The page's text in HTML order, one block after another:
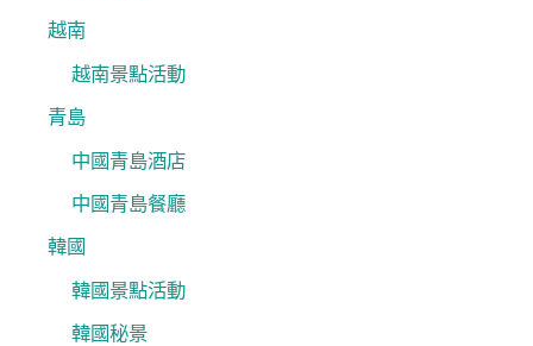
越南
越南景點活動
青島
中國青島酒店
中國青島餐廳
韓國
韓國景點活動
韓國秘景